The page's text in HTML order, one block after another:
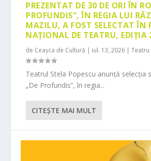
PREZENTAT DE 30 DE ORI ÎN
PROFUNDIS”, ÎN REGIA LUI
MAZILU, A FOST SELECTAT ÎN
NAȚIONAL DE TEATRU, EDIȚIA
de Ceașca de Cultură | iul. 13, 2026 |Teatru
Teatrul Stela Popescu anunță selecția
„De Profundis”, în regia...
CITEŞTE MAI MULT